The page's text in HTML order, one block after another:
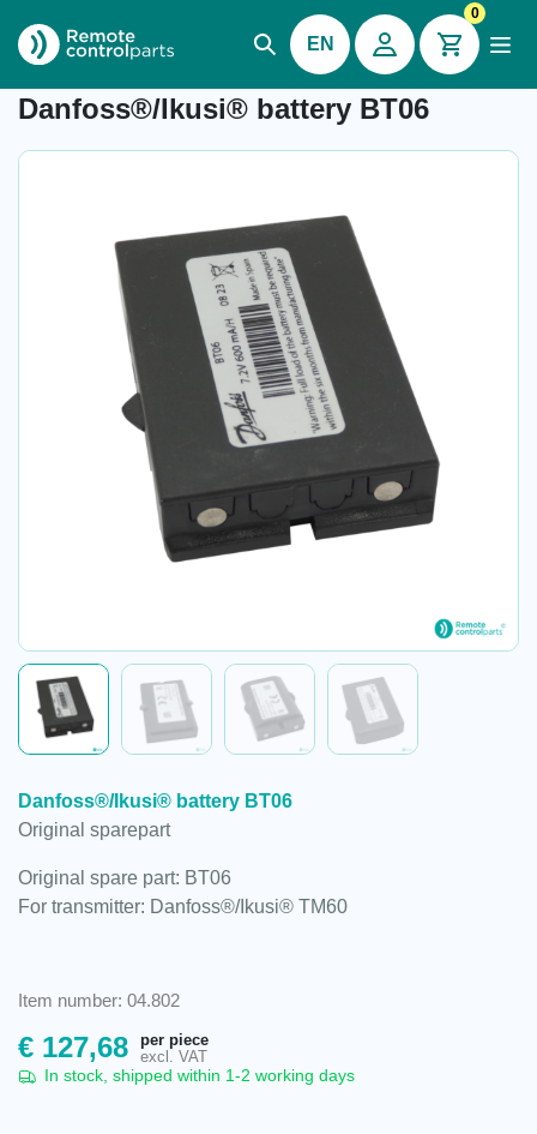
EN
0
Item number: 04.802
Danfoss®/Ikusi® battery BT06
Danfoss®/Ikusi® battery BT06
Original sparepart
Original spare part: BT06
For transmitter: Danfoss®/Ikusi® TM60
Item number: 04.802
€ 127,68
per piece
excl. VAT
In stock, shipped within 1-2 working days